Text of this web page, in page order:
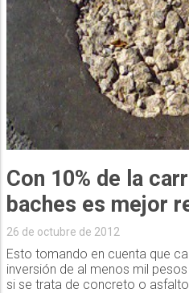
Con 10% de la
baches es mejor
26 de octubre de 2012
Esto tomando en cuenta que
inversión de al menos mil
si se trata de concreto o asfalto.